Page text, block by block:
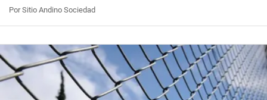
Por Sitio Andino Sociedad